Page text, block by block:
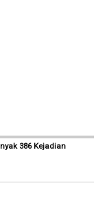
386 Kejadian